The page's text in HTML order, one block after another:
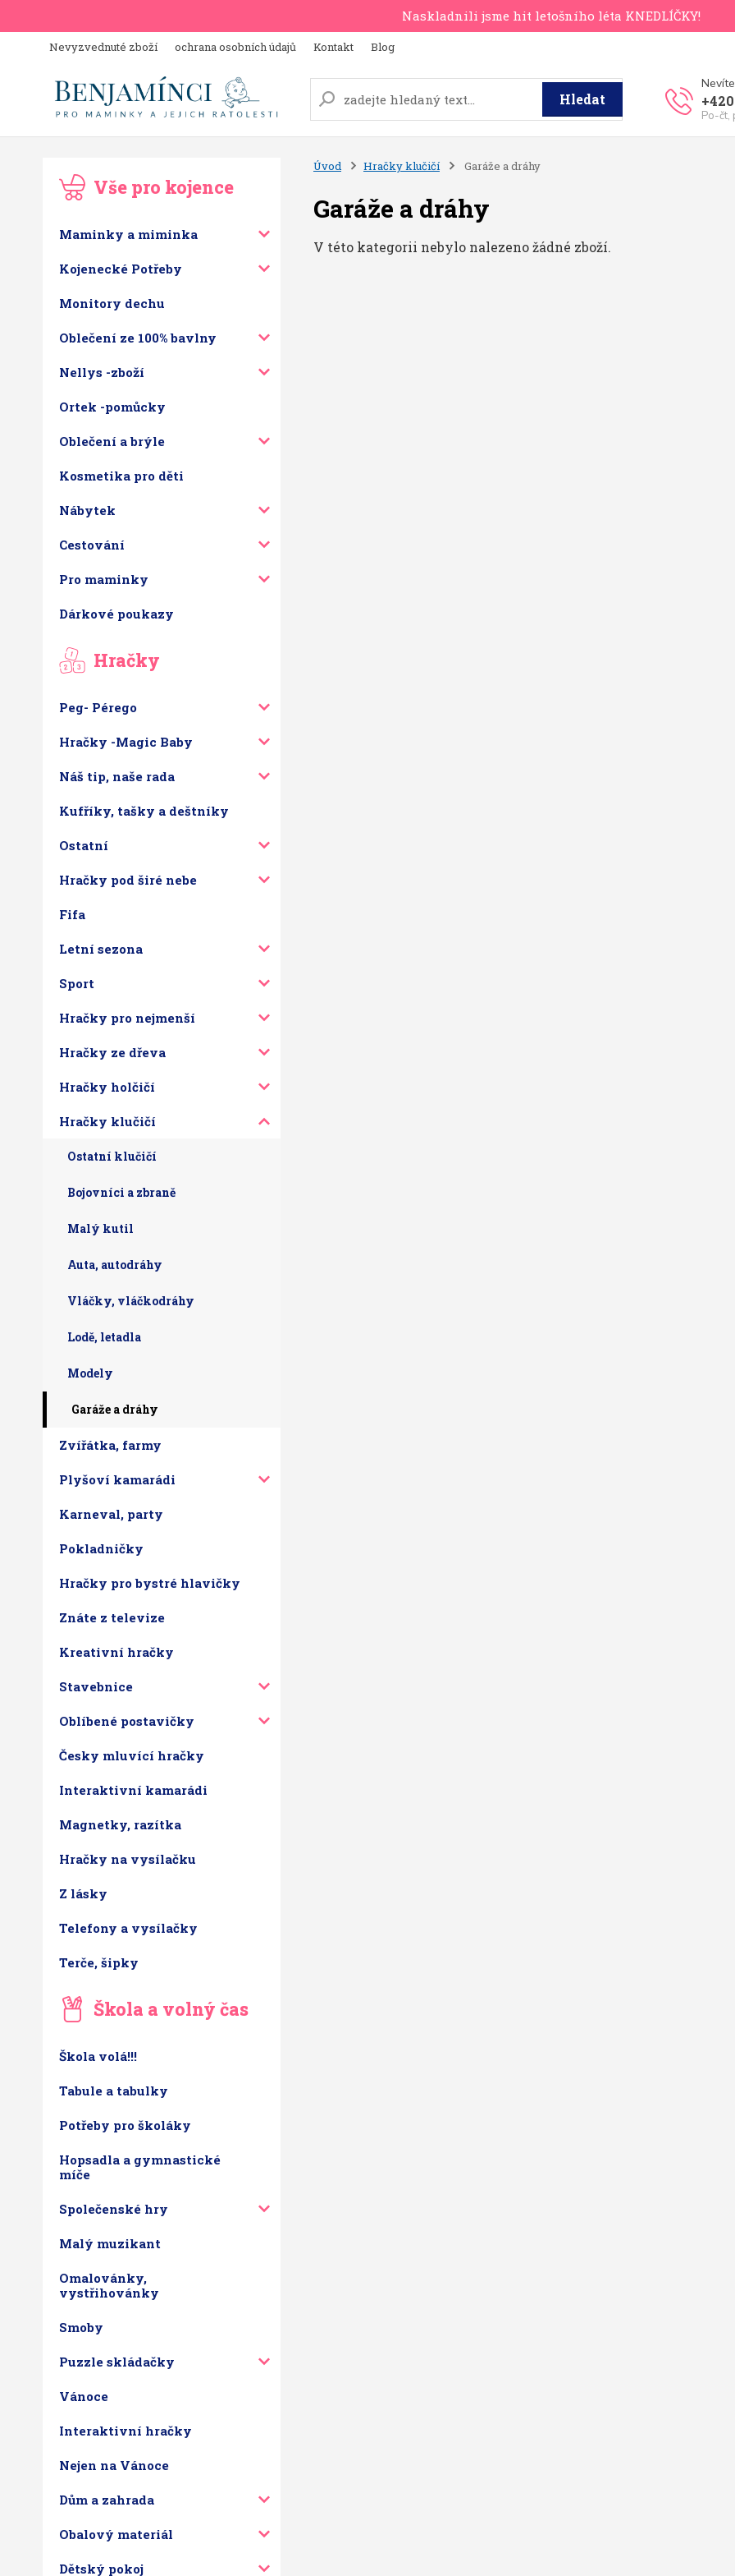
Naskladnili jsme hit letošního léta KNEDLÍČKY!
Nevyzvednuté zboží ochrana osobních údajů Kontakt Blog
Hledat
Po-čt,
Vše pro kojence
Maminky a miminka
Kojenecké Potřeby
Monitory dechu
Oblečení ze 100% bavlny
Nellys -zboží
Ortek -pomůcky
Oblečení a brýle
Kosmetika pro děti
Nábytek
Cestování
Pro maminky
Dárkové poukazy
Hračky
Peg- Pérego
Hračky -Magic Baby
Náš tip, naše rada
Kufříky, tašky a deštníky
Ostatní
Hračky pod širé nebe
Fifa
Letní sezona
Sport
Hračky pro nejmenší
Hračky ze dřeva
Hračky holčičí
Hračky klučičí
Ostatní klučičí
Bojovníci a zbraně
Malý kutil
Auta, autodráhy
Vláčky, vláčkodráhy
Lodě, letadla
Modely
Garáže a dráhy
Zvířátka, farmy
Plyšoví kamarádi
Karneval, party
Pokladničky
Hračky pro bystré hlavičky
Znáte z televize
Kreativní hračky
Stavebnice
Oblíbené postavičky
Česky mluvící hračky
Interaktivní kamarádi
Magnetky, razítka
Hračky na vysílačku
Z lásky
Telefony a vysílačky
Terče, šipky
Škola a volný čas
Škola volá!!!
Tabule a tabulky
Potřeby pro školáky
Hopsadla a gymnastické
míče
Společenské hry
Malý muzikant
Omalovánky,
vystřihovánky
Smoby
Puzzle skládačky
Vánoce
Interaktivní hračky
Nejen na Vánoce
Dům a zahrada
Obalový materiál
Dětský pokoj
Úvod Hračky klučičí Garáže a dráhy
Garáže a dráhy
V této kategorii nebylo nalezeno žádné zboží.